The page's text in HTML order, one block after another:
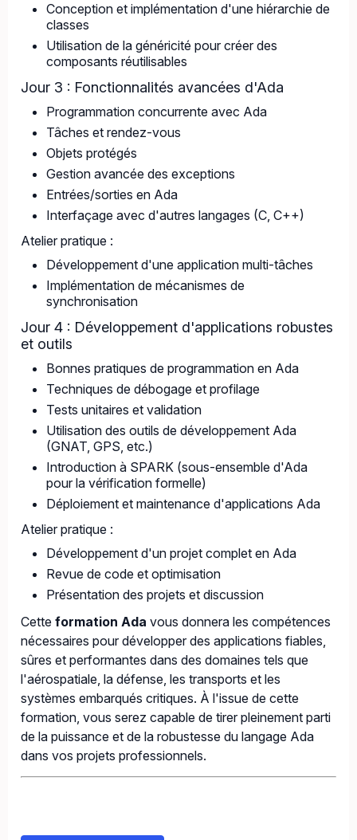
Conception et implémentation d'une hiérarchie de
classes
Utilisation de la généricité pour créer des
composants réutilisables
Jour 3 : Fonctionnalités avancées d'Ada
Programmation concurrente avec Ada
Tâches et rendez-vous
Objets protégés
Gestion avancée des exceptions
Entrées/sorties en Ada
Interfaçage avec d'autres langages (C, C++)
Atelier pratique :
Développement d'une application multi-tâches
Implémentation de mécanismes de
synchronisation
Jour 4 : Développement d'applications robustes
et outils
Bonnes pratiques de programmation en Ada
Techniques de débogage et profilage
Tests unitaires et validation
Utilisation des outils de développement Ada
(GNAT, GPS, etc.)
Introduction à SPARK (sous-ensemble d'Ada
pour la vérification formelle)
Déploiement et maintenance d'applications Ada
Atelier pratique :
Développement d'un projet complet en Ada
Revue de code et optimisation
Présentation des projets et discussion
Cette formation Ada vous donnera les compétences
nécessaires pour développer des applications fiables,
sûres et performantes dans des domaines tels que
l'aérospatiale, la défense, les transports et les
systèmes embarqués critiques. À l'issue de cette
formation, vous serez capable de tirer pleinement parti
de la puissance et de la robustesse du langage Ada
dans vos projets professionnels.